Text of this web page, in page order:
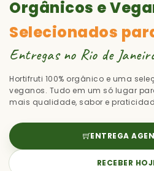
Orgânicos e
Selecionados
Entregas no Rio de
Hortifruti 100% orgânico e uma
veganos. Tudo em um só lugar
mais qualidade, sabor e
ENTREGA
RECEBER